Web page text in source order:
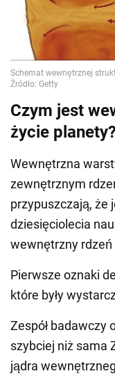
Czym jest
życie planety?
Wewnętrzna
zewnętrznym
przypuszczają, że
dziesięciolecia
wewnętrzny rdzeń
Pierwsze oznaki
które były
Zespół badawczy
szybciej niż sama
jądra